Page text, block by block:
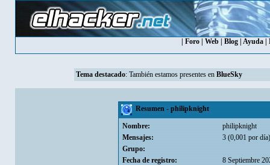
Foro Web Blog Ayuda
Tema destacado: También estamos presentes en BlueSky
Resumen - philipknight
Nombre:
philipknight
Mensajes:
3 (0,001 por día)
Grupo:
Fecha de registro:
8 Septiembre